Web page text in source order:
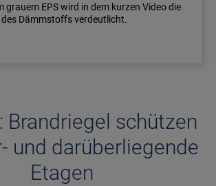
grauem EPS wird in dem kurzen Video die
Dämmstoffs verdeutlicht.
Brandriegel schützen
und darüberliegende
Etagen